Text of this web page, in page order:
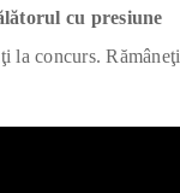
cu presiune
la concurs. Rămâneţi